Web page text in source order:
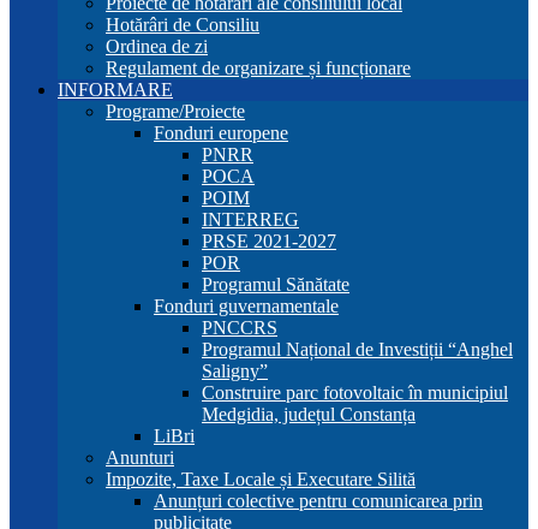
Hotărâri de Consiliu
Ordinea de zi
Regulament de organizare și funcționare
INFORMARE
Programe/Proiecte
Fonduri europene
PNRR
POCA
POIM
INTERREG
PRSE 2021-2027
POR
Programul Sănătate
Fonduri guvernamentale
PNCCRS
Programul Național de Investiții “Anghel
Saligny”
Construire parc fotovoltaic în municipiul
Medgidia, județul Constanța
LiBri
Anunturi
Impozite, Taxe Locale și Executare Silită
Anunțuri colective pentru comunicarea prin
publicitate